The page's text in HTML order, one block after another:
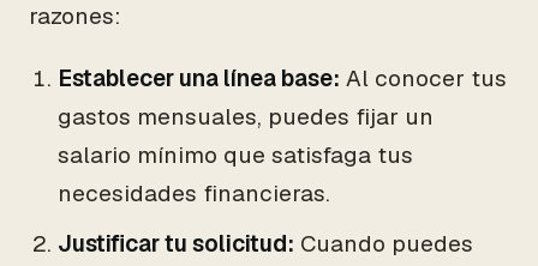
razones:
Establecer una línea base: Al conocer tus
gastos mensuales, puedes fijar un
salario mínimo que satisfaga tus
necesidades financieras.
Justificar tu solicitud: Cuando puedes